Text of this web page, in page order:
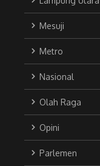
Mesuji
Metro
Nasional
Olah Raga
Opini
Parlemen